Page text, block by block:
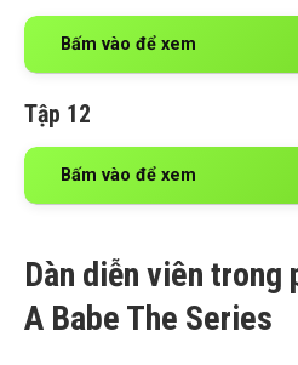
Bấm vào để xem
Tập 12
Bấm vào để xem
Dàn diễn viên trong
A Babe The Series